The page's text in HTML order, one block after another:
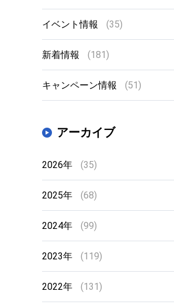
イベント情報 (35)
新着情報 (181)
キャンペーン情報 (51)
アーカイブ
2026年 (35)
2025年 (68)
2024年 (99)
2023年 (119)
2022年 (131)